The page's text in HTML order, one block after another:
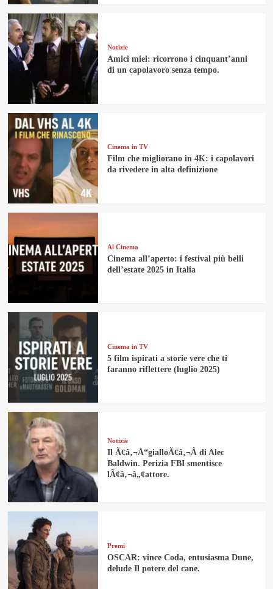
Notizie
Amici miei: ricorrono i cinquant’anni
di un capolavoro senza tempo.
Cinema in TV
Film che migliorano in 4K: i capolavori
da rivedere in alta definizione
Al Cinema
Cinema all’aperto: i festival più belli
dell’estate 2025 in Italia
Cinema in TV
5 film ispirati a storie vere che ti
faranno riflettere (luglio 2025)
Notizie
Il Ã¢â‚¬Å“gialloÃ¢â‚¬Â di Alec
Baldwin. Perizia FBI smentisce
lÃ¢â‚¬â„¢attore.
Premi
OSCAR: vince Coda, entusiasma Dune,
delude Il potere del cane.